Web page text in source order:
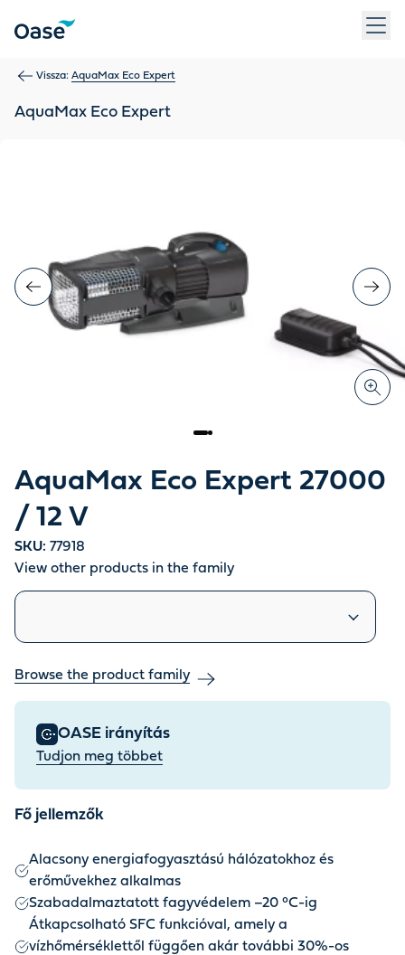
Vissza: AquaMax Eco Expert
AquaMax Eco Expert
AquaMax Eco Expert 27000
/ 12 V
SKU: 77918
View other products in the family
Similar products
Browse the product family
OASE irányítás
Tudjon meg többet
Fő jellemzők
Alacsony energiafogyasztású hálózatokhoz és
erőművekhez alkalmas
Szabadalmaztatott fagyvédelem –20 °C-ig
Átkapcsolható SFC funkcióval, amely a
vízhőmérséklettől függően akár további 30%-os